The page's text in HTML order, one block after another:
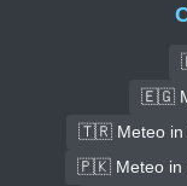
🇪🇬
🇹🇷 Meteo in
🇵🇰 Meteo in